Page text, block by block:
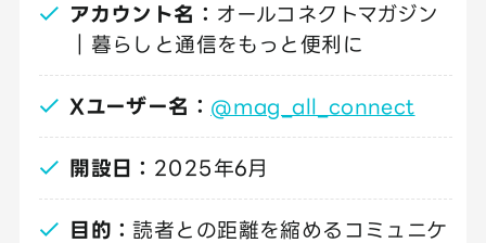
アカウント名： オールコネクトマガジン
｜暮らしと通信をもっと便利に
Xユーザー名： @mag_all_connect
開設日： 2025年6月
目的：読者との距離を縮めるコミュニケ